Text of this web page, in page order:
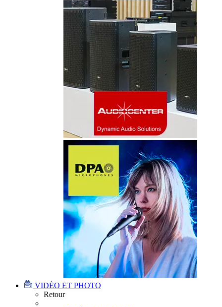
VIDÉO ET PHOTO
Retour